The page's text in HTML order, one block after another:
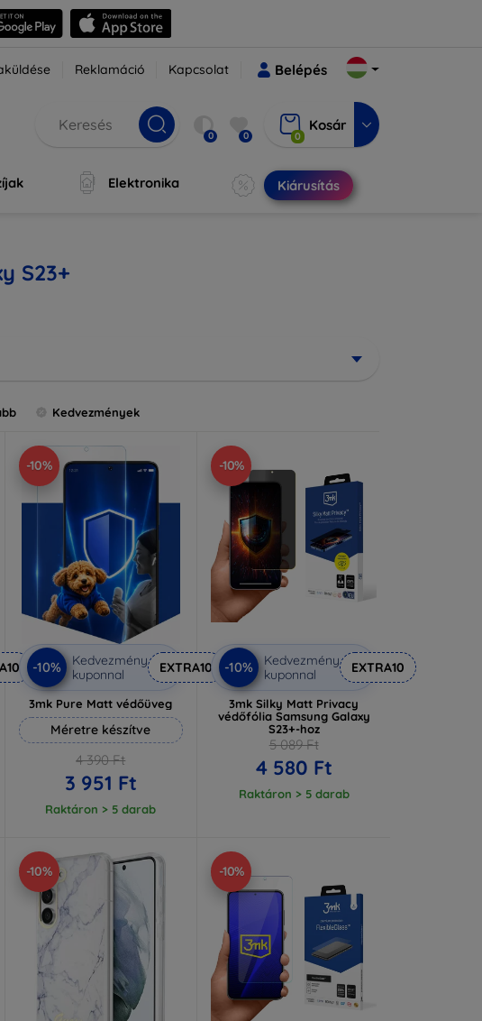
Reklamáció Kapcsolat Belépés
0 0 0
Kosár
Elektronika Kiárusítás
S23+
Kedvezmények
-10%
-10%
Kedvezmény
kuponnal
EXTRA10
3mk Pure Matt védőüveg
Méretre készítve
4 390 Ft
3 951 Ft
Raktáron > 5 darab
-10%
-10%
Kedvezmény
kuponnal
EXTRA10
3mk Silky Matt Privacy
védőfólia Samsung Galaxy
S23+-hoz
5 089 Ft
4 580 Ft
Raktáron > 5 darab
-10% -10%